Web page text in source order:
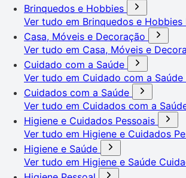
Brinquedos e Hobbies
Ver tudo em Brinquedos e Hobbies
Casa, Móveis e Decoração
Ver tudo em Casa, Móveis e
Cuidado com a Saúde
Ver tudo em Cuidado com a Saúde
Cuidados com a Saúde
Ver tudo em Cuidados com a
Higiene e Cuidados Pessoais
Ver tudo em Higiene e Cuidados
Higiene e Saúde
Ver tudo em Higiene e Saúde